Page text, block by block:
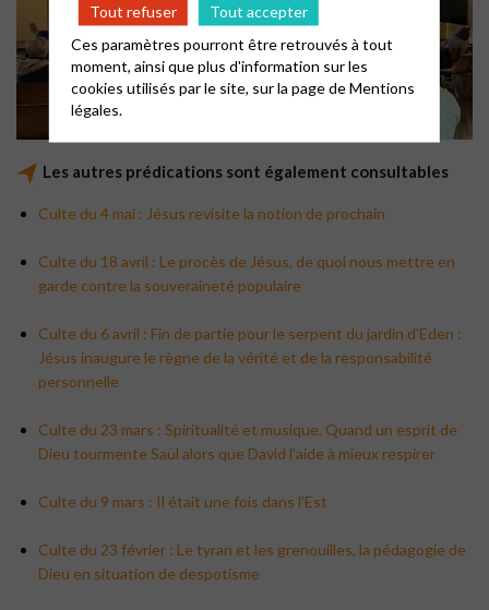
Les autres prédications sont également consultables
Culte du 4 mai : Jésus revisite la notion de prochain
Culte du 18 avril : Le procès de Jésus, de quoi nous mettre en
garde contre la souveraineté populaire
Culte du 6 avril : Fin de partie pour le serpent du jardin d’Eden :
Jésus inaugure le règne de la vérité et de la responsabilité
personnelle
Culte du 23 mars : Spiritualité et musique. Quand un esprit de
Dieu tourmente Saül alors que David l’aide à mieux respirer
Culte du 9 mars : Il était une fois dans l’Est
Culte du 23 février : Le tyran et les grenouilles, la pédagogie de
Dieu en situation de despotisme
Tout refuser
Tout accepter
Ces paramètres pourront être retrouvés à tout
moment, ainsi que plus d'information sur les
cookies utilisés par le site, sur la page deMentions
légales.